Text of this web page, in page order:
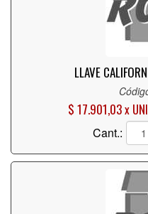
LLAVE
$ 17.901,03 x
Cant.: